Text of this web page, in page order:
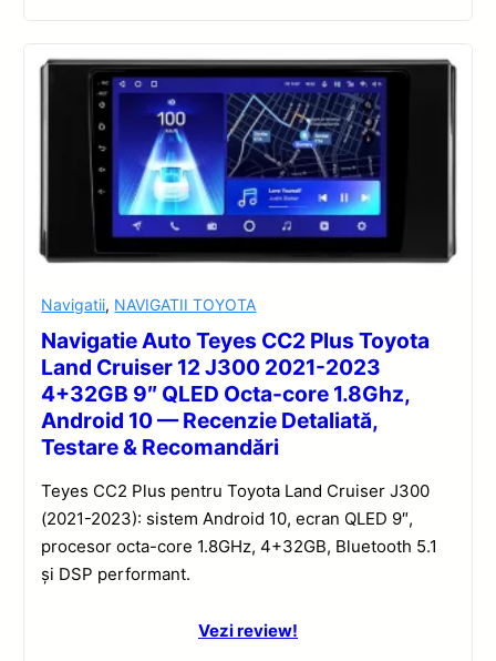
Navigatii, NAVIGATII TOYOTA
Navigatie Auto Teyes CC2 Plus Toyota
Land Cruiser 12 J300 2021-2023
4+32GB 9″ QLED Octa-core 1.8Ghz,
Android 10 — Recenzie Detaliată,
Testare & Recomandări
Teyes CC2 Plus pentru Toyota Land Cruiser J300
(2021-2023): sistem Android 10, ecran QLED 9″,
procesor octa-core 1.8GHz, 4+32GB, Bluetooth 5.1
și DSP performant.
Vezi review!